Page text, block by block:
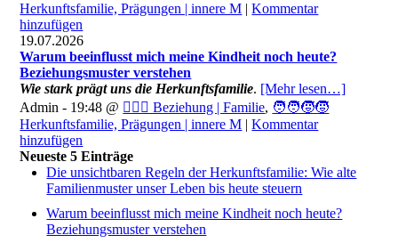
Herkunftsfamilie, Prägungen | innere M |Kommentar
hinzufügen
19.07.2026
Warum beeinflusst mich meine Kindheit noch heute?
Beziehungsmuster verstehen
Wie stark prägt uns die Herkunftsfamilie. [Mehr lesen…]
Admin - 19:48 @ 👩‍❤️‍👨 Beziehung | Familie, 🧑‍🧑‍🧒‍🧒
Herkunftsfamilie, Prägungen | innere M |Kommentar
hinzufügen
Neueste 5 Einträge
Die unsichtbaren Regeln der Herkunftsfamilie: Wie alte
Familienmuster unser Leben bis heute steuern
Warum beeinflusst mich meine Kindheit noch heute?
Beziehungsmuster verstehen